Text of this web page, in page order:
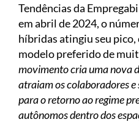
Tendências da
em abril de 2024, o
híbridas atingiu seu
modelo preferido de
movimento cria uma nova
atraiam os colaboradores
para o retorno ao regime
autônomos dentro dos